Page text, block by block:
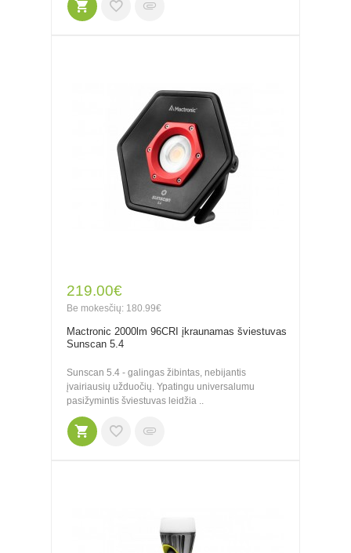
219.00€
Be mokesčių: 180.99€
Mactronic 2000lm 96CRI įkraunamas šviestuvas
Sunscan 5.4
Sunscan 5.4 - galingas žibintas, nebijantis
įvairiausių užduočių. Ypatingu universalumu
pasižymintis šviestuvas leidžia ..